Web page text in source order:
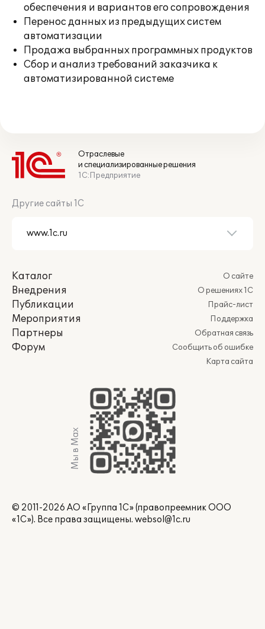
обеспечения и вариантов его сопровождения
Перенос данных из предыдущих систем
автоматизации
Продажа выбранных программных продуктов
Сбор и анализ требований заказчика к
автоматизированной системе
Отраслевые
и специализированные решения
1С:Предприятие
Другие сайты 1С
Каталог
Внедрения
Публикации
Мероприятия
Партнеры
Форум
О сайте
О решениях 1С
Прайс-лист
Поддержка
Обратная связь
Сообщить об ошибке
Карта сайта
Мы в Max
© 2011-2026 АО «Группа 1С» (правопреемник ООО
«1С»). Все права защищены. websol@1c.ru